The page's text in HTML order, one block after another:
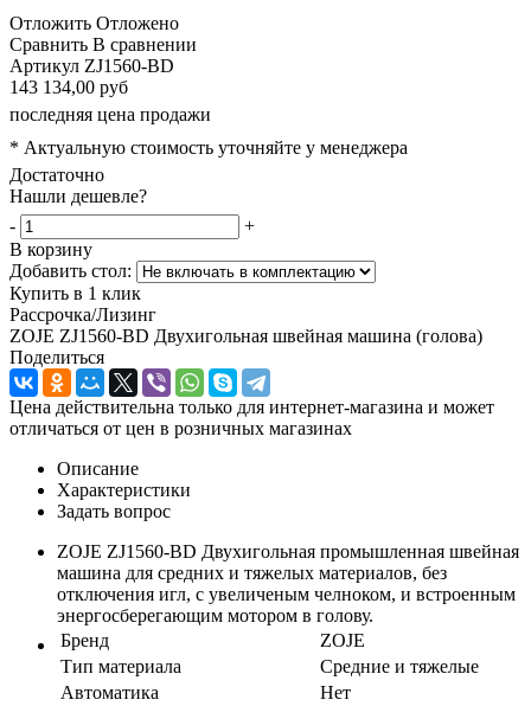
Отложить Отложено
Сравнить В сравнении
Артикул ZJ1560-BD
143 134,00 руб
последняя цена продажи
* Актуальную стоимость уточняйте у менеджера
Достаточно
Нашли дешевле?
-
+
В корзину
Добавить стол:
Купить в 1 клик
Рассрочка/Лизинг
ZOJE ZJ1560-BD Двухигольная швейная машина (голова)
Поделиться
Цена действительна только для интернет-магазина и может
отличаться от цен в розничных магазинах
Описание
Характеристики
Задать вопрос
ZOJE ZJ1560-BD Двухигольная промышленная швейная
машина для средних и тяжелых материалов, без
отключения игл, с увеличеным челноком, и встроенным
энергосберегающим мотором в голову.
Бренд
ZOJE
Тип материала
Средние и тяжелые
Автоматика
Нет